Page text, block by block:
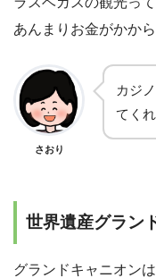
あんまりお金がかか
さおり
カジ
てく
世界遺産グラン
グランドキャニオンは